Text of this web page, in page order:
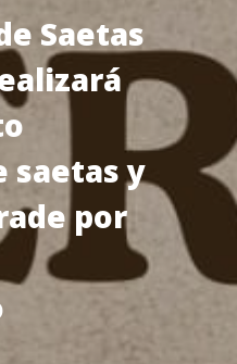
Saetas
saetas y
por